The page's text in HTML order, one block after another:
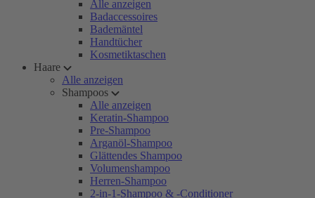
Alle anzeigen
Badaccessoires
Bademäntel
Handtücher
Kosmetiktaschen
Haare
Alle anzeigen
Shampoos
Alle anzeigen
Keratin-Shampoo
Pre-Shampoo
Arganöl-Shampoo
Glättendes Shampoo
Volumenshampoo
Herren-Shampoo
2-in-1-Shampoo & -Conditioner